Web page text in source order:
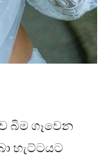
බිම ගෑවෙන
හැට්ටයට